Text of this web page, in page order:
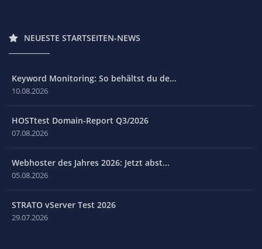
NEUESTE STARTSEITEN-NEWS
Keyword Monitoring: So behältst du de...
10.08.2026
HOSTtest Domain-Report Q3/2026
07.08.2026
Webhoster des Jahres 2026: Jetzt abst...
05.08.2026
STRATO vServer Test 2026
29.07.2026